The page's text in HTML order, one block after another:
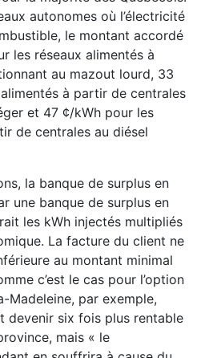
autonomes où l’électricité
le montant accordé
les réseaux alimentés à
au mazout lourd, 33
à partir de centrales
et 47 ¢/kWh pour les
de centrales au diésel
la banque de surplus en
une banque de surplus en
les kWh injectés multipliés
La facture du client ne
au montant minimal
c’est le cas pour l’option
Madeleine, par exemple,
devenir six fois plus rentable
mais « le